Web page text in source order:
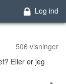
Log ind
506 visninger
Eller er jeg